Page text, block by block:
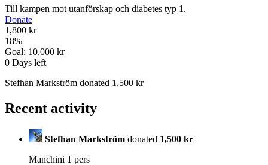
Till kampen mot utanförskap och diabetes typ 1.
Donate
1,800 kr
18%
Goal: 10,000 kr
0 Days left
Stefhan Markström donated 1,500 kr
Recent activity
Stefhan Markström donated 1,500 kr
Manchini 1 pers